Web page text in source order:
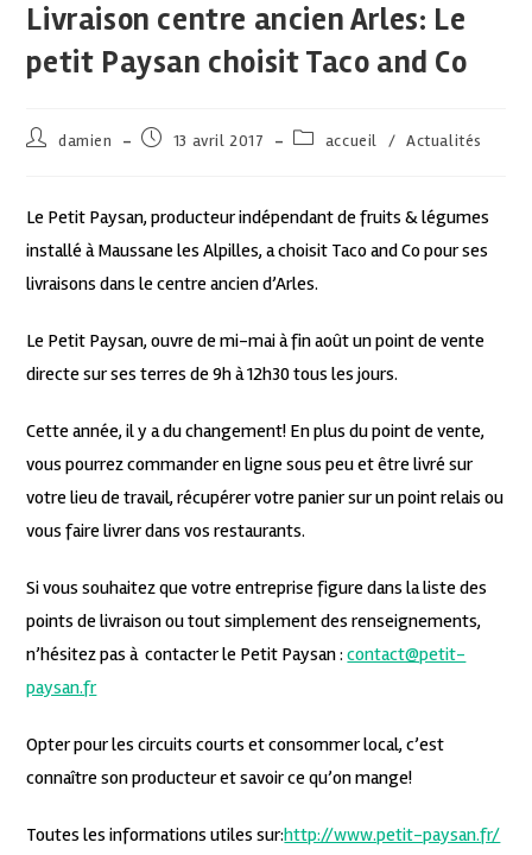
Livraison centre ancien Arles: Le
petit Paysan choisit Taco and Co
damien 13 avril 2017 accueil / Actualités
Le Petit Paysan, producteur indépendant de fruits & légumes
installé à Maussane les Alpilles, a choisit Taco and Co pour ses
livraisons dans le centre ancien d’Arles.
Le Petit Paysan, ouvre de mi-mai à fin août un point de vente
directe sur ses terres de 9h à 12h30 tous les jours.
Cette année, il y a du changement! En plus du point de vente,
vous pourrez commander en ligne sous peu et être livré sur
votre lieu de travail, récupérer votre panier sur un point relais ou
vous faire livrer dans vos restaurants.
Si vous souhaitez que votre entreprise figure dans la liste des
points de livraison ou tout simplement des renseignements,
n’hésitez pas à contacter le Petit Paysan :contact@petit-
paysan.fr
Opter pour les circuits courts et consommer local, c’est
connaître son producteur et savoir ce qu’on mange!
Toutes les informations utiles sur:http://www.petit-paysan.fr/